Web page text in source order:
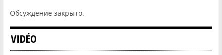
Обсуждение закрыто.
VIDÉO